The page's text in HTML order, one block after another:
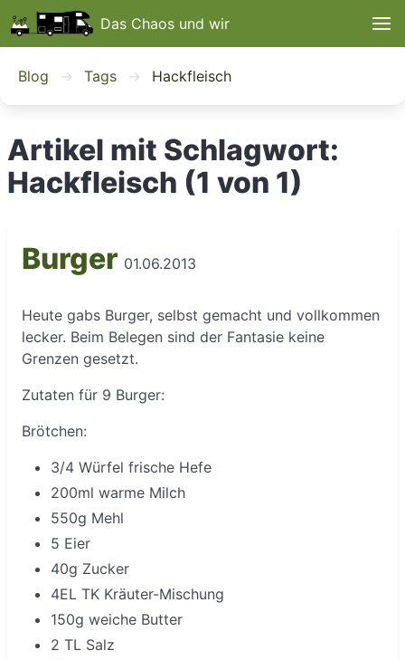
Das Chaos und wir
Blog Tags Hackfleisch
Artikel mit Schlagwort:
Hackfleisch (1 von 1)
Burger 01.06.2013
Heute gabs Burger, selbst gemacht und vollkommen
lecker. Beim Belegen sind der Fantasie keine
Grenzen gesetzt.
Zutaten für 9 Burger:
Brötchen:
3/4 Würfel frische Hefe
200ml warme Milch
550g Mehl
5 Eier
40g Zucker
4EL TK Kräuter-Mischung
150g weiche Butter
2 TL Salz